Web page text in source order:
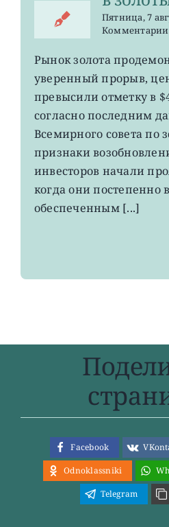
Пятница, 7
Комментарии
Рынок золота
уверенный прорыв,
превысили отметку в
согласно последним
Всемирного совета по
признаки
инвесторов начали
когда они постепенно
обеспеченным [...]
Facebook
Odnoklassniki
Telegram